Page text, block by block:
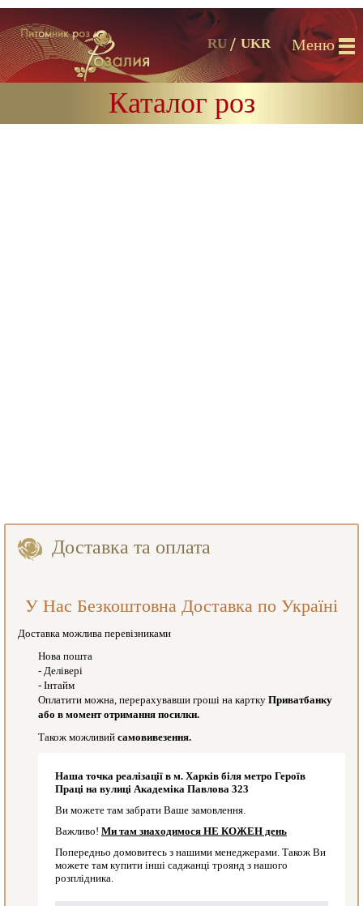
Меню
RU UKR
Каталог роз
Доставка та оплата
У Нас Безкоштовна Доставка по Україні
Доставка можлива перевізниками
Нова пошта
- Делівері
- Інтайм
Оплатити можна, перерахувавши гроші на картку Приватбанку
або в момент отримання посилки.
Також можливий самовивезення.
Наша точка реалізації в м. Харків біля метро Героїв
Праці на вулиці Академіка Павлова 323
Ви можете там забрати Ваше замовлення.
Важливо! Ми там знаходимося НЕ КОЖЕН день
Попередньо домовитесь з нашими менеджерами. Також Ви
можете там купити інші саджанці троянд з нашого
розплідника.